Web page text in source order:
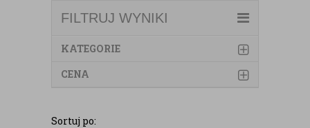
FILTRUJ WYNIKI
KATEGORIE
CENA
Sortuj po: